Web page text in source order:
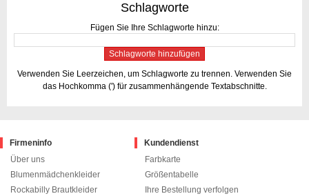
Schlagworte
Fügen Sie Ihre Schlagworte hinzu:
Schlagworte hinzufügen
Verwenden Sie Leerzeichen, um Schlagworte zu trennen. Verwenden Sie
das Hochkomma (') für zusammenhängende Textabschnitte.
Firmeninfo
Über uns
Blumenmädchenkleider
Rockabilly Brautkleider
Kundendienst
Farbkarte
Größentabelle
Ihre Bestellung verfolgen